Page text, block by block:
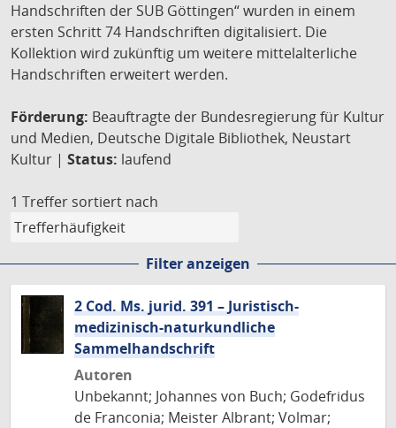
Handschriften der SUB Göttingen“ wurden in einem
ersten Schritt 74 Handschriften digitalisiert. Die
Kollektion wird zukünftig um weitere mittelalterliche
Handschriften erweitert werden.
Förderung: Beauftragte der Bundesregierung für Kultur
und Medien, Deutsche Digitale Bibliothek, Neustart
Kultur | Status: laufend
1 Treffer sortiert nach
Filter anzeigen
2 Cod. Ms. jurid. 391 – Juristisch-
medizinisch-naturkundliche
Sammelhandschrift
Autoren
Unbekannt; Johannes von Buch; Godefridus
de Franconia; Meister Albrant; Volmar;